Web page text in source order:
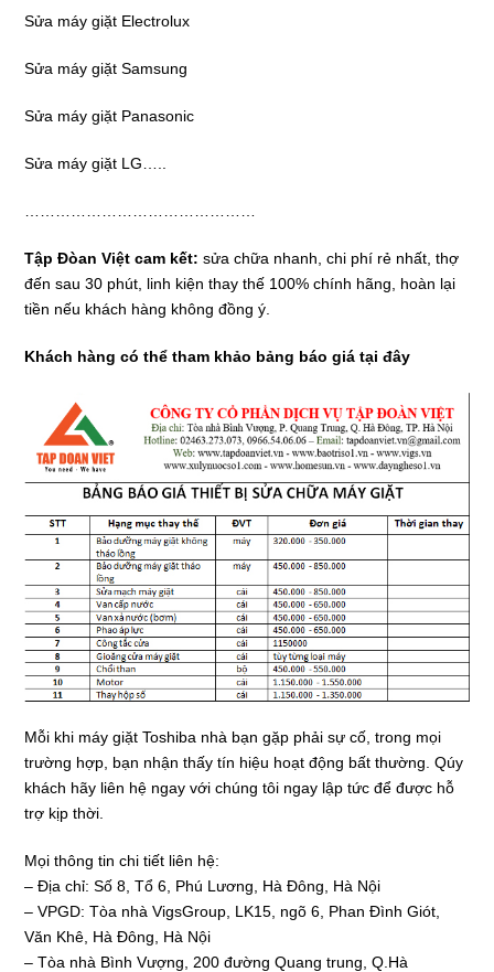
Sửa máy giặt Electrolux
Sửa máy giặt Samsung
Sửa máy giặt Panasonic
Sửa máy giặt LG…..
Tập Đòan Việt cam kết: sửa chữa nhanh, chi phí rẻ nhất, thợ
đến sau 30 phút, linh kiện thay thế 100% chính hãng, hoàn lại
tiền nếu khách hàng không đồng ý.
Khách hàng có thể tham khảo bảng báo giá tại đây
Mỗi khi máy giặt Toshiba nhà bạn gặp phải sự cố, trong mọi
trường hợp, bạn nhận thấy tín hiệu hoạt động bất thường. Qúy
khách hãy liên hệ ngay với chúng tôi ngay lập tức để được hỗ
trợ kịp thời.
Mọi thông tin chi tiết liên hệ:
– Địa chỉ: Số 8, Tổ 6, Phú Lương, Hà Đông, Hà Nội
– VPGD: Tòa nhà VigsGroup, LK15, ngõ 6, Phan Đình Giót,
Văn Khê, Hà Đông, Hà Nội
– Tòa nhà Bình Vượng, 200 đường Quang trung, Q.Hà